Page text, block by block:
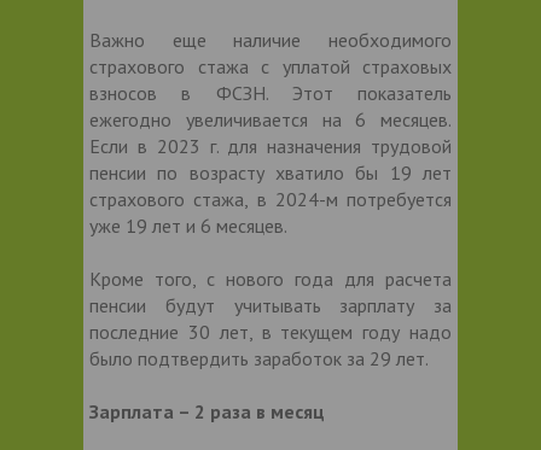
Важно еще наличие необходимого
страхового стажа с уплатой страховых
взносов в ФСЗН. Этот показатель
ежегодно увеличивается на 6 месяцев.
Если в 2023 г. для назначения трудовой
пенсии по возрасту хватило бы 19 лет
страхового стажа, в 2024-м потребуется
уже 19 лет и 6 месяцев.
Кроме того, с нового года для расчета
пенсии будут учитывать зарплату за
последние 30 лет, в текущем году надо
было подтвердить заработок за 29 лет.
Зарплата – 2 раза в месяц